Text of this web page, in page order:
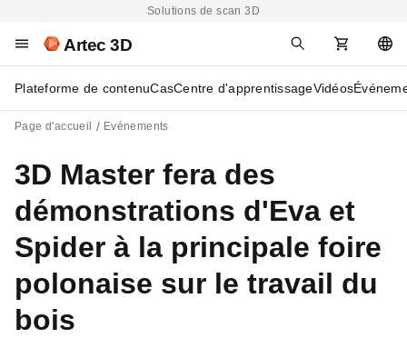
Solutions de scan 3D
Artec 3D
Plateforme de contenuCasCentre d'apprentissageVidéos
Page d'accueil Evénements
3D Master fera des
démonstrations d'Eva et
Spider à la principale foire
polonaise sur le travail du
bois